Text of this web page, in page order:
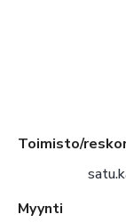
Toimisto/
Myynti